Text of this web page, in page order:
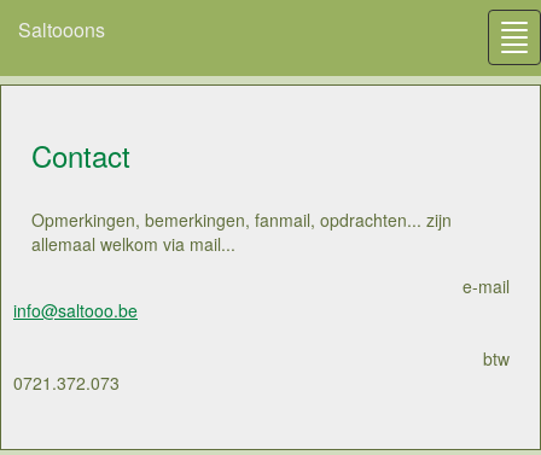
Saltooons
Contact
Opmerkingen, bemerkingen, fanmail, opdrachten... zijn
allemaal welkom via mail...
e-mail
info@saltooo.be
btw
0721.372.073